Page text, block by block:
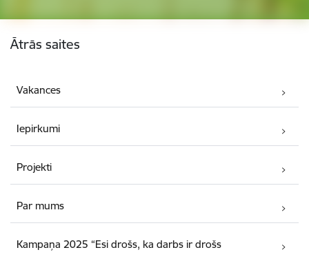
Ātrās saites
Vakances
Iepirkumi
Projekti
Par mums
Kampaņa 2025 “Esi drošs, ka darbs ir drošs